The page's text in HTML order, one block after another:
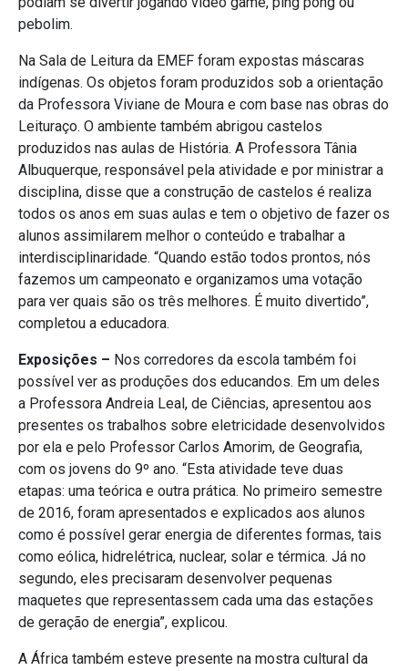
pebolim.
Na Sala de Leitura da EMEF foram expostas máscaras
indígenas. Os objetos foram produzidos sob a orientação
da Professora Viviane de Moura e com base nas obras do
Leituraço. O ambiente também abrigou castelos
produzidos nas aulas de História. A Professora Tânia
Albuquerque, responsável pela atividade e por ministrar a
disciplina, disse que a construção de castelos é realiza
todos os anos em suas aulas e tem o objetivo de fazer os
alunos assimilarem melhor o conteúdo e trabalhar a
interdisciplinaridade. “Quando estão todos prontos, nós
fazemos um campeonato e organizamos uma votação
para ver quais são os três melhores. É muito divertido”,
completou a educadora.
Exposições – Nos corredores da escola também foi
possível ver as produções dos educandos. Em um deles
a Professora Andreia Leal, de Ciências, apresentou aos
presentes os trabalhos sobre eletricidade desenvolvidos
por ela e pelo Professor Carlos Amorim, de Geografia,
com os jovens do 9º ano. “Esta atividade teve duas
etapas: uma teórica e outra prática. No primeiro semestre
de 2016, foram apresentados e explicados aos alunos
como é possível gerar energia de diferentes formas, tais
como eólica, hidrelétrica, nuclear, solar e térmica. Já no
segundo, eles precisaram desenvolver pequenas
maquetes que representassem cada uma das estações
de geração de energia”, explicou.
A África também esteve presente na mostra cultural da